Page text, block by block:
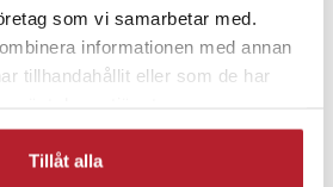
som vi samarbetar med.
informationen med annan
tillhandahållit eller som de har
Tillåt alla